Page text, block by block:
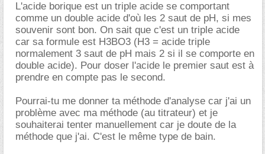
L'acide borique est un triple acide se comportant
comme un double acide d'où les 2 saut de pH, si mes
souvenir sont bon. On sait que c'est un triple acide
car sa formule est H3BO3 (H3 = acide triple
normalement 3 saut de pH mais 2 si il se comporte en
double acide). Pour doser l'acide le premier saut est à
prendre en compte pas le second.
Pourrai-tu me donner ta méthode d'analyse car j'ai un
problème avec ma méthode (au titrateur) et je
souhaiterai tenter manuellement car je doute de la
méthode que j'ai. C'est le même type de bain.